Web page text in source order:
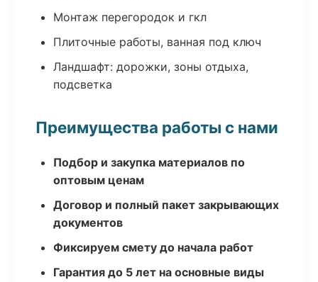
Монтаж перегородок и гкл
Плиточные работы, ванная под ключ
Ландшафт: дорожки, зоны отдыха,
подсветка
Преимущества работы с нами
Подбор и закупка материалов по
оптовым ценам
Договор и полный пакет закрывающих
документов
Фиксируем смету до начала работ
Гарантия до 5 лет на основные виды